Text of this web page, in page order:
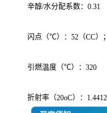
辛醇/水分配系数：0.31
闪点（℃）：52（CC）
引燃温度（℃）：320
折射率（20oC）：1.4412